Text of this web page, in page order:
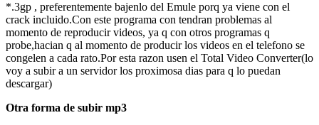
*.3gp , preferentemente bajenlo del Emule porq ya viene con el
crack incluido.Con este programa con tendran problemas al
momento de reproducir videos, ya q con otros programas q
probe,hacian q al momento de producir los videos en el telefono se
congelen a cada rato.Por esta razon usen el Total Video Converter(lo
voy a subir a un servidor los proximosa dias para q lo puedan
descargar)
Otra forma de subir mp3